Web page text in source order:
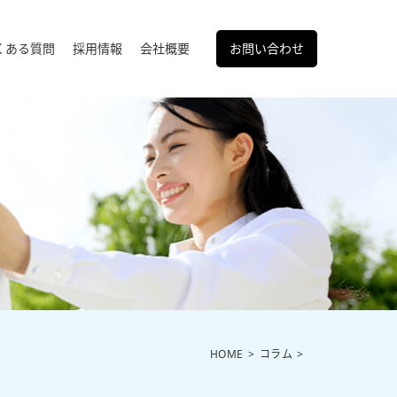
ある質問 採用情報 会社概要 お問い合わせ
HOME コラム